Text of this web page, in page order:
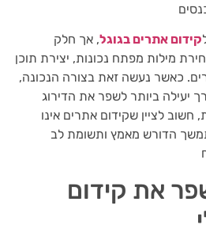
קידום אתרים בגוגל, אך חלק
מילות מפתח נכונות, יצירת תוכן
כאשר נעשה זאת בצורה הנכונה,
יעילה ביותר לשפר את הדירוג
לציין שקידום אתרים אינו
הדורש מאמץ ותשומת לב
את קידום